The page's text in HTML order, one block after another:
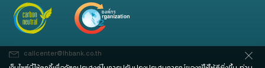
callcenter@lhbank.co.th